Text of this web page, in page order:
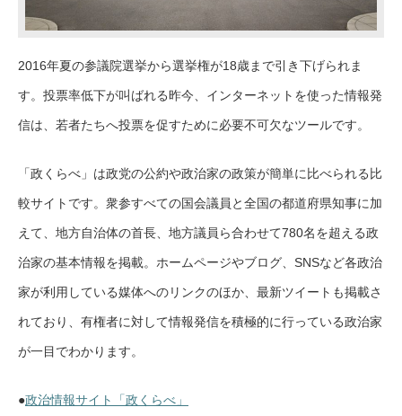
2016年夏の参議院選挙から選挙権が18歳まで引き下げられま
す。投票率低下が叫ばれる昨今、インターネットを使った情報発
信は、若者たちへ投票を促すために必要不可欠なツールです。
「政くらべ」は政党の公約や政治家の政策が簡単に比べられる比
較サイトです。衆参すべての国会議員と全国の都道府県知事に加
えて、地方自治体の首長、地方議員ら合わせて780名を超える政
治家の基本情報を掲載。ホームページやブログ、SNSなど各政治
家が利用している媒体へのリンクのほか、最新ツイートも掲載さ
れており、有権者に対して情報発信を積極的に行っている政治家
が一目でわかります。
●政治情報サイト「政くらべ」